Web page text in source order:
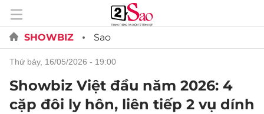
SHOWBIZ Sao
thứ bảy, 16/05/2026 - 19:00
Showbiz Việt đầu năm 2026: 4
cặp đôi ly hôn, liên tiếp 2 vụ dính